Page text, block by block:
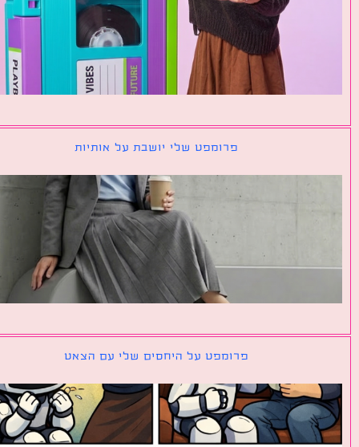
פרומפט שלי יושבת על אותיות
פרומפט על היחסים שלי עם הצאט